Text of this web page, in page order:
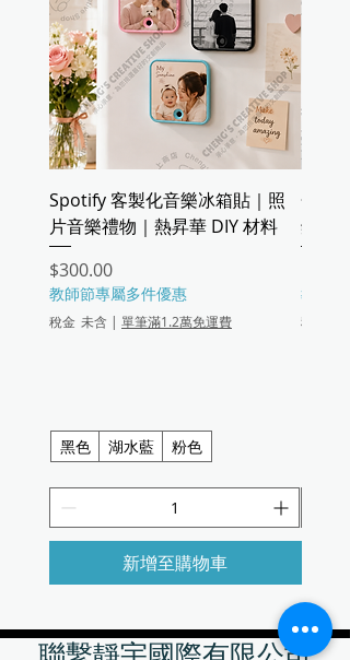
Spotify 客製化音樂冰箱貼｜照
片音樂禮物｜熱昇華 DIY 材料
價格
$300.00
教師節專屬多件優惠
稅金 未含 | 單筆滿1.2萬免運費
黑色 湖水藍 粉色
新增至購物車
金屬
鋅合金
教師節
稅金 未含